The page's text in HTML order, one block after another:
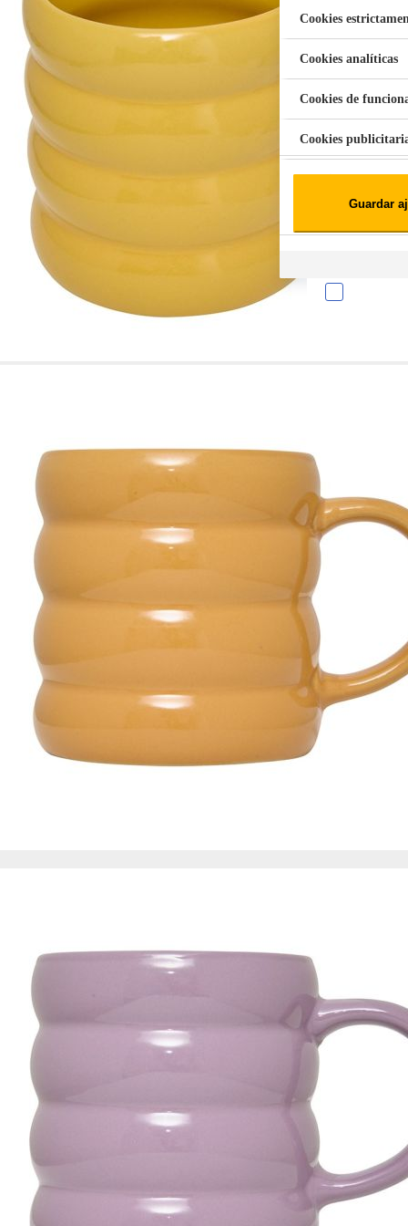
Aspiradora Quitamanchas 450W
Cookies
Cookies analíticas
Cookies de
Cookies
experiencia web
tipos de cookies.
los servicios que
Más información
Cookies
Estas cookies son
cookies
administrar tu
presentación del
existencia de estas
información de
Información de las
Estas cookies
por terceras partes
Información de las
Cookies
Nuestros partners
crear un perfil de
publicidad estará
Información de las
Guardar